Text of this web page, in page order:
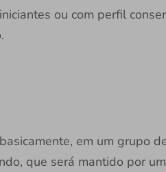
ou com perfil
em um grupo
que será mantido por